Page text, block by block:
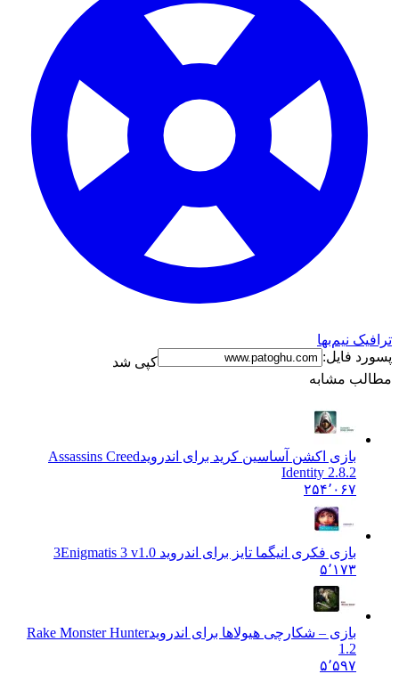
ترافیک نیم‌بها
پسورد فایل:
کپی شد
مطالب مشابه
بازی اکشن آساسین کرید برای اندرویدAssassins Creed
Identity 2.8.2
۲۵۴٬۰۶۷
بازی فکری انیگما تایز برای اندروید 3 Enigmatis 3 v1.0
۵٬۱۷۳
بازی – شکارچی هیولاها برای اندرویدRake Monster Hunter
1.2
۵٬۵۹۷